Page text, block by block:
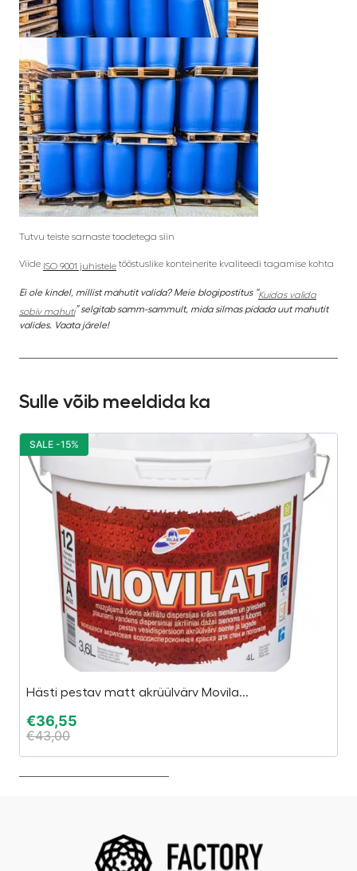
Tutvu teiste sarnaste toodetega siin
Viide ISO 9001 juhistele tööstuslike konteinerite kvaliteedi tagamise kohta
Ei ole kindel, millist mahutit valida? Meie blogipostitus “Kuidas valida
sobiv mahuti” selgitab samm-sammult, mida silmas pidada uut mahutit
valides. Vaata järele!
Sulle võib meeldida ka
Hästi pestav matt akrüülvärv Movila...
€36,55
€43,00
SALE -15%